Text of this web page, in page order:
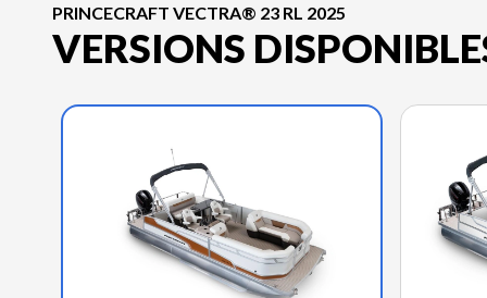
PRINCECRAFT VECTRA® 23 RL 2025
VERSIONS